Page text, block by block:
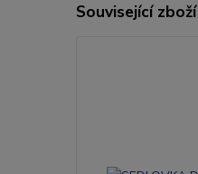
Související zboží